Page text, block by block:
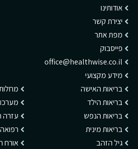
אודותינו
יצירת קשר
מפת אתר
פייסבוק
office@healthwise.co.il
מידע מקצועי
בריאות האישה
בריאות הילד
בריאות הנפש
בריאות מינית
גיל הזהב
עזרה
אורח